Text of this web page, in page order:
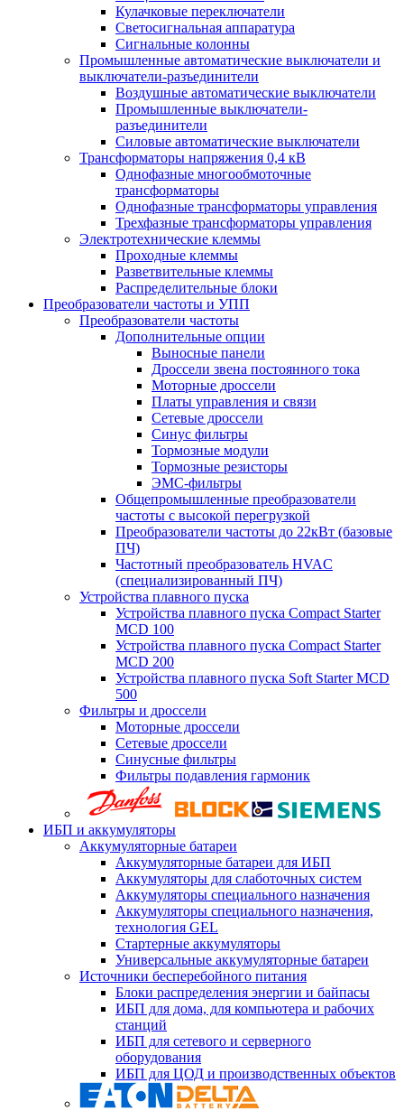
Кулачковые переключатели
Светосигнальная аппаратура
Сигнальные колонны
Промышленные автоматические выключатели и
выключатели-разъединители
Воздушные автоматические выключатели
Промышленные выключатели-
разъединители
Силовые автоматические выключатели
Трансформаторы напряжения 0,4 кВ
Однофазные многообмоточные
трансформаторы
Однофазные трансформаторы управления
Трехфазные трансформаторы управления
Электротехнические клеммы
Проходные клеммы
Разветвительные клеммы
Распределительные блоки
Преобразователи частоты и УПП
Преобразователи частоты
Дополнительные опции
Выносные панели
Дроссели звена постоянного тока
Моторные дроссели
Платы управления и связи
Сетевые дроссели
Синус фильтры
Тормозные модули
Тормозные резисторы
ЭМС-фильтры
Общепромышленные преобразователи
частоты с высокой перегрузкой
Преобразователи частоты до 22кВт (базовые
ПЧ)
Частотный преобразователь HVAC
(специализированный ПЧ)
Устройства плавного пуска
Устройства плавного пуска Compact Starter
MCD 100
Устройства плавного пуска Compact Starter
MCD 200
Устройства плавного пуска Soft Starter MCD
500
Фильтры и дроссели
Моторные дроссели
Сетевые дроссели
Синусные фильтры
Фильтры подавления гармоник
ИБП и аккумуляторы
Аккумуляторные батареи
Аккумуляторные батареи для ИБП
Аккумуляторы для слаботочных систем
Аккумуляторы специального назначения
Аккумуляторы специального назначения,
технология GEL
Стартерные аккумуляторы
Универсальные аккумуляторные батареи
Источники бесперебойного питания
Блоки распределения энергии и байпасы
ИБП для дома, для компьютера и рабочих
станций
ИБП для сетевого и серверного
оборудования
ИБП для ЦОД и производственных объектов